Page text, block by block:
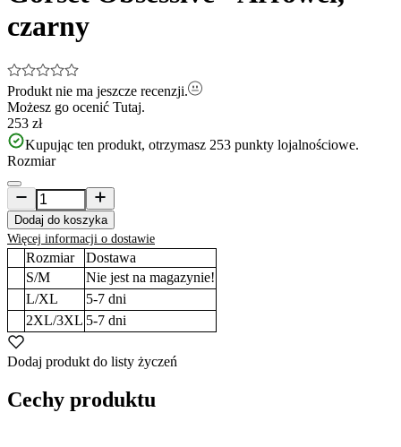
czarny
Produkt nie ma jeszcze recenzji.
Możesz go ocenić Tutaj.
253 zł
Kupując ten produkt, otrzymasz 253 punkty lojalnościowe.
Rozmiar
Dodaj do koszyka
Więcej informacji o dostawie
Rozmiar
Dostawa
S/M
Nie jest na magazynie!
L/XL
5-7 dni
2XL/3XL 5-7 dni
Dodaj produkt do listy życzeń
Cechy produktu